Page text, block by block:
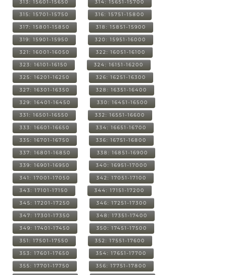
313: 15601-15650 314: 15651-15700
315: 15701-15750 316: 15751-15800
317: 15801-15850 318: 15851-15900
319: 15901-15950 320: 15951-16000
321: 16001-16050 322: 16051-16100
323: 16101-16150 324: 16151-16200
325: 16201-16250 326: 16251-16300
327: 16301-16350 328: 16351-16400
329: 16401-16450 330: 16451-16500
331: 16501-16550 332: 16551-16600
333: 16601-16650 334: 16651-16700
335: 16701-16750 336: 16751-16800
337: 16801-16850 338: 16851-16900
339: 16901-16950 340: 16951-17000
341: 17001-17050 342: 17051-17100
343: 17101-17150 344: 17151-17200
345: 17201-17250 346: 17251-17300
347: 17301-17350 348: 17351-17400
349: 17401-17450 350: 17451-17500
351: 17501-17550 352: 17551-17600
353: 17601-17650 354: 17651-17700
355: 17701-17750 356: 17751-17800